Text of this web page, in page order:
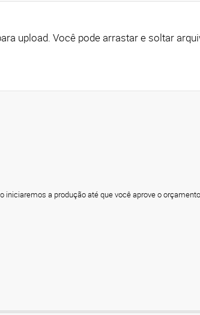
Clique aqui para adicionar arquivos para upload.
iniciaremos a produção até que você aprove o